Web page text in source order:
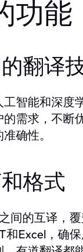
功能
翻译
智能和深度
需求，不断
确性。
格式
间的互译，
和Excel，确